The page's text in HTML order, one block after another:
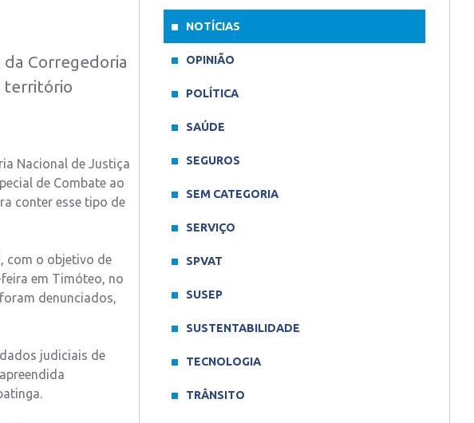
Corregedoria
território
Nacional de Justiça
de Combate ao
conter esse tipo de
com o objetivo de
em Timóteo, no
denunciados,
judiciais de
NOTÍCIAS
OPINIÃO
POLÍTICA
SAÚDE
SEGUROS
SEM CATEGORIA
SERVIÇO
SPVAT
SUSEP
SUSTENTABILIDADE
TECNOLOGIA
TRÂNSITO